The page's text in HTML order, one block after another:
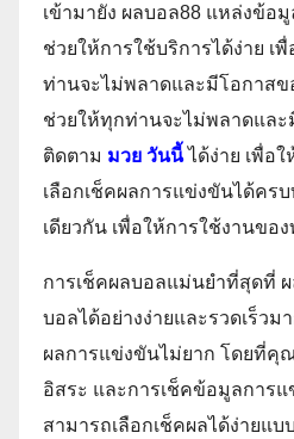
เข้ามายัง ผลบอล88 แหล่งข้อ
ช่วยให้การใช้บริการได้ง่าย เ
ท่านจะไม่พลาดและมีโอกาส
ช่วยให้ทุกท่านจะไม่พลาดและ
ติดตาม มวย วันนี้ ได้ง่าย เพื่อ
เลือกเช็คผลการแข่งขันได้คร
เดียวกัน เพื่อให้การใช้งานขอ
การเช็คผลบอลแม่นยำที่สุดที่
บอลได้อย่างง่ายและรวดเร็ว
ผลการแข่งขันไม่ยาก โดยที่คุ
อิสระ และการเช็คข้อมูลการ
สามารถเลือกเช็คผลได้ง่ายแ